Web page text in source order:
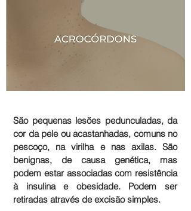
São pequenas lesões pedunculadas, da
cor da pele ou acastanhadas, comuns no
pescoço, na virilha e nas axilas. São
benignas, de causa genética, mas
podem estar associadas com resistência
à insulina e obesidade. Podem ser
retiradas através de excisão simples.